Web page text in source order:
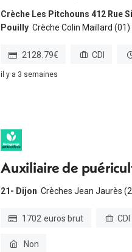
Crèche Les Pitchouns 412 Rue
Pouilly Crèche Colin Maillard
2128.79€ CDI
il y a 3 semaines
Auxiliaire de
21- Dijon Crèches Jean Jaurès
1702 euros brut CDI
Non